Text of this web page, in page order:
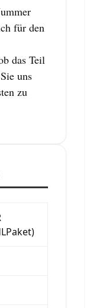
für den
das Teil
uns
zu